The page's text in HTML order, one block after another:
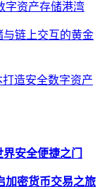
字资产存储港湾
与链上交互的黄金
打造安全数字资产
安全便捷之门
加密货币交易之旅